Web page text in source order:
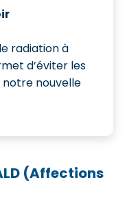
radiation à
d’éviter les
nouvelle
(Affections